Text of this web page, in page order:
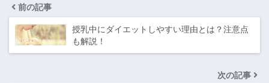
前の記事
授乳中にダイエットしやすい理由とは？注意点
も解説！
次の記事